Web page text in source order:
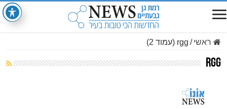
ראשי / rgg (עמוד 2)
rgg